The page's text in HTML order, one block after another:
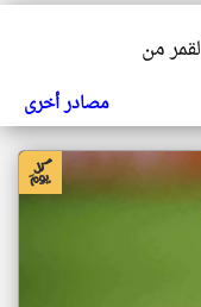
من
مصادر أخرى